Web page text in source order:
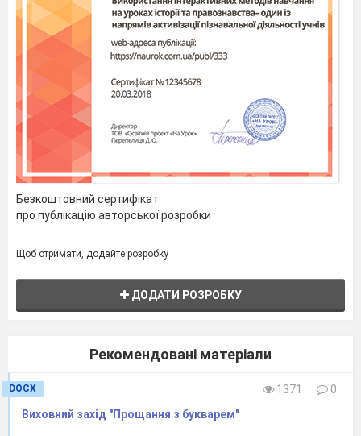
Дід Мороз Вітає дітей.
Вчитель: Дідусю, ми сьогодні приготували для
тебе багато віршиків. Тому Зараз всі ми іх
роскажемо.
Дід Мороз: А я Вам за це дам подарунки.
З Новим роком, з новим щастям
Ми вітаєм щиро вас.
Нам уже почати час.
2.
Ми зиму зустрічаємо
Іде вона з смішинками,
Нарядними ялинками.
Ми любим дні морозні
І щедрий сніговій,
Ми любим рік Новий!
Дід Мороз нам казку скоро
Безкоштовний сертифікат
про публікацію авторської розробки
Щоб отримати, додайте розробку
ДОДАТИ РОЗРОБКУ
Рекомендовані матеріали
DOCX 1371
0
Виховний захід "Прощання з букварем"